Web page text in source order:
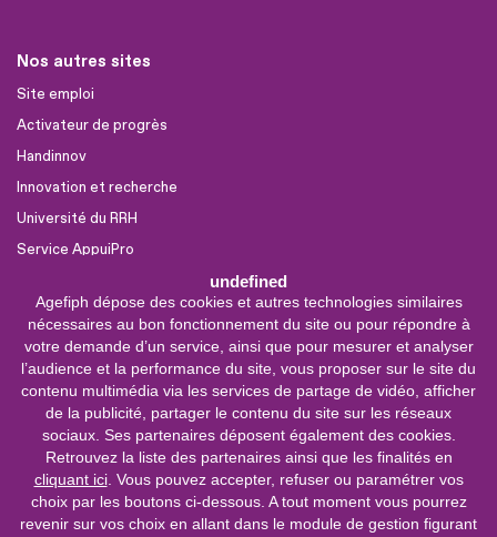
undefined
Agefiph dépose des cookies et autres technologies similaires
nécessaires au bon fonctionnement du site ou pour répondre à
votre demande d’un service, ainsi que pour mesurer et analyser
l’audience et la performance du site, vous proposer sur le site du
contenu multimédia via les services de partage de vidéo, afficher
de la publicité, partager le contenu du site sur les réseaux
sociaux. Ses partenaires déposent également des cookies.
Retrouvez la liste des partenaires ainsi que les finalités en
cliquant ici. Vous pouvez accepter, refuser ou paramétrer vos
choix par les boutons ci-dessous. A tout moment vous pourrez
revenir sur vos choix en allant dans le module de gestion figurant
Nos autres sites
Site emploi
Activateur de progrès
Handinnov
Innovation et recherche
Université du RRH
Service AppuiPro
Nous suivre
Youtube
Linkedin
Facebook
0 800 11 10 09
Service &
appel gratuits